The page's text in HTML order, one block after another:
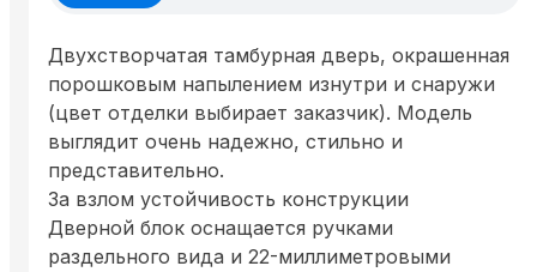
Двухстворчатая тамбурная дверь, окрашенная
порошковым напылением изнутри и снаружи
(цвет отделки выбирает заказчик). Модель
выглядит очень надежно, стильно и
представительно.
За взлом устойчивость конструкции
Дверной блок оснащается ручками
раздельного вида и 22-миллиметровыми